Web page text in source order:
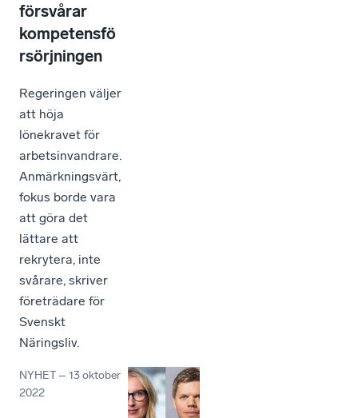
försvårar
kompetensfö
rsörjningen
Regeringen väljer
att höja
lönekravet för
arbetsinvandrare.
Anmärkningsvärt,
fokus borde vara
att göra det
lättare att
rekrytera, inte
svårare, skriver
företrädare för
Svenskt
Näringsliv.
NYHET –13 oktober
2022